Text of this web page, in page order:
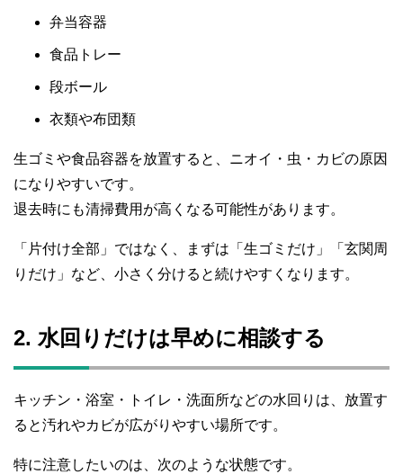
弁当容器
食品トレー
段ボール
衣類や布団類
生ゴミや食品容器を放置すると、ニオイ・虫・カビの原因
になりやすいです。
退去時にも清掃費用が高くなる可能性があります。
「片付け全部」ではなく、まずは「生ゴミだけ」「玄関周
りだけ」など、小さく分けると続けやすくなります。
2. 水回りだけは早めに相談する
キッチン・浴室・トイレ・洗面所などの水回りは、放置す
ると汚れやカビが広がりやすい場所です。
特に注意したいのは、次のような状態です。